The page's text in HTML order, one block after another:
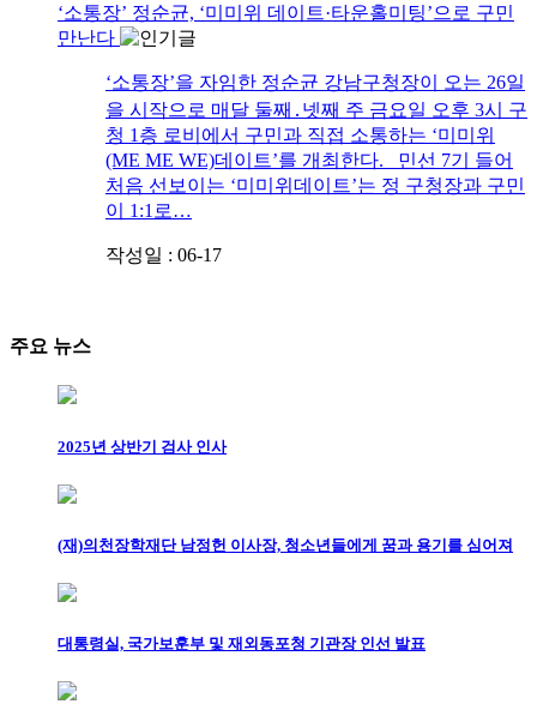
‘소통장’ 정순균, ‘미미위 데이트·타운홀미팅’으로 구민
만난다
‘소통장’을 자임한 정순균 강남구청장이 오는 26일
을 시작으로 매달 둘째․넷째 주 금요일 오후 3시 구
청 1층 로비에서 구민과 직접 소통하는 ‘미미위
(ME ME WE)데이트’를 개최한다. 민선 7기 들어
처음 선보이는 ‘미미위데이트’는 정 구청장과 구민
이 1:1로…
작성일 : 06-17
주요 뉴스
2025년 상반기 검사 인사
(재)의천장학재단 남정헌 이사장, 청소년들에게 꿈과 용기를 심어져
대통령실, 국가보훈부 및 재외동포청 기관장 인선 발표